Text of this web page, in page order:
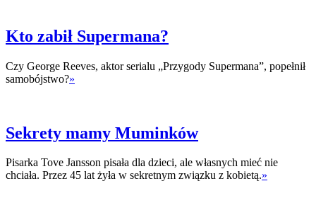
Kto zabił Supermana?
Czy George Reeves, aktor serialu „Przygody Supermana”, popełnił
samobójstwo?»
Sekrety mamy Muminków
Pisarka Tove Jansson pisała dla dzieci, ale własnych mieć nie
chciała. Przez 45 lat żyła w sekretnym związku z kobietą.»